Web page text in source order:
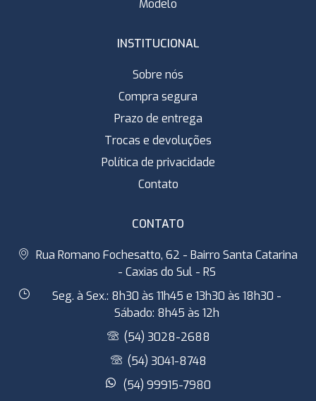
Modelo
INSTITUCIONAL
Sobre nós
Compra segura
Prazo de entrega
Trocas e devoluções
Política de privacidade
Contato
CONTATO
Rua Romano Fochesatto, 62 - Bairro Santa Catarina
- Caxias do Sul - RS
Seg. à Sex.: 8h30 às 11h45 e 13h30 às 18h30 -
Sábado: 8h45 às 12h
(54) 3028-2688
(54) 3041-8748
(54) 99915-7980